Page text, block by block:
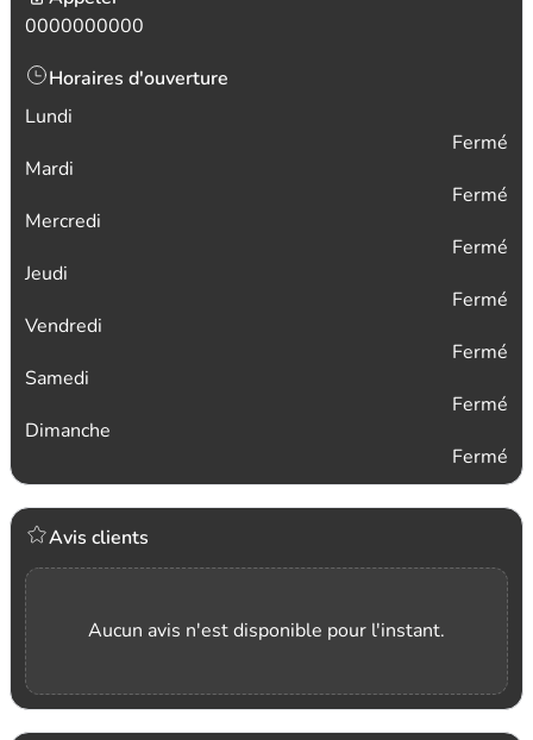
0000000000
Horaires d'ouverture
Lundi
Fermé
Mardi
Fermé
Mercredi
Fermé
Jeudi
Fermé
Vendredi
Fermé
Samedi
Fermé
Dimanche
Fermé
Avis clients
Aucun avis n'est disponible pour l'instant.